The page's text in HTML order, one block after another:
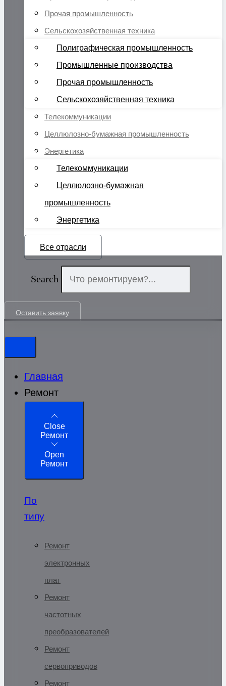
Прочая промышленность
Сельскохозяйственная техника
Полиграфическая промышленность
Промышленные производства
Прочая промышленность
Сельскохозяйственная техника
Телекоммуникации
Целлюлозно-бумажная промышленность
Энергетика
Телекоммуникации
Целлюлозно-бумажная
промышленность
Энергетика
Все отрасли
Search
Оставить заявку
Главная
Ремонт
Close
Ремонт
Open
Ремонт
По
типу
Ремонт
электронных
плат
Ремонт
частотных
преобразователей
Ремонт
сервоприводов
Ремонт